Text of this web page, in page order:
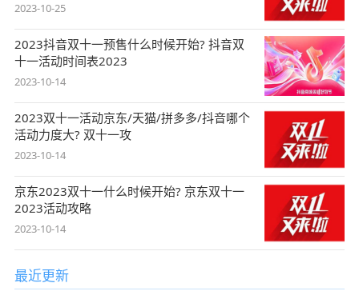
2023-10-25
2023抖音双十一预售什么时候开始? 抖音双
十一活动时间表2023
2023-10-14
2023双十一活动京东/天猫/拼多多/抖音哪个
活动力度大? 双十一攻
2023-10-14
京东2023双十一什么时候开始? 京东双十一
2023活动攻略
2023-10-14
最近更新